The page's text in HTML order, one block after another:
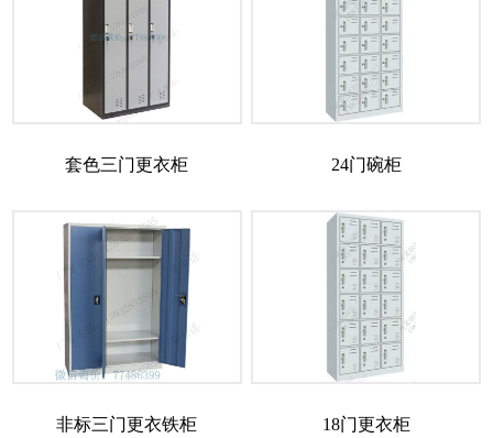
套色三门更衣柜 24门碗柜
非标三门更衣铁柜 18门更衣柜